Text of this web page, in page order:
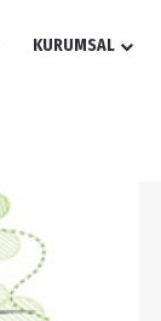
KURUMSAL